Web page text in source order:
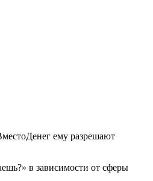
ему разрешают
в зависимости от сферы